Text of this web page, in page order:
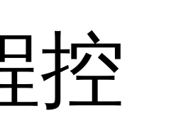
控